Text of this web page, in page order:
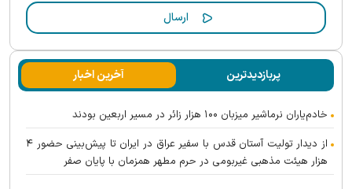
پربازدیدترین آخرین اخبار
خادم‌یاران نرماشیر میزبان ۱۰۰ هزار زائر در مسیر اربعین بودند
از دیدار تولیت آستان قدس با سفیر عراق در ایران تا پیش‌بینی حضور ۴
هزار هیئت مذهبی غیربومی در حرم مطهر همزمان با پایان صفر